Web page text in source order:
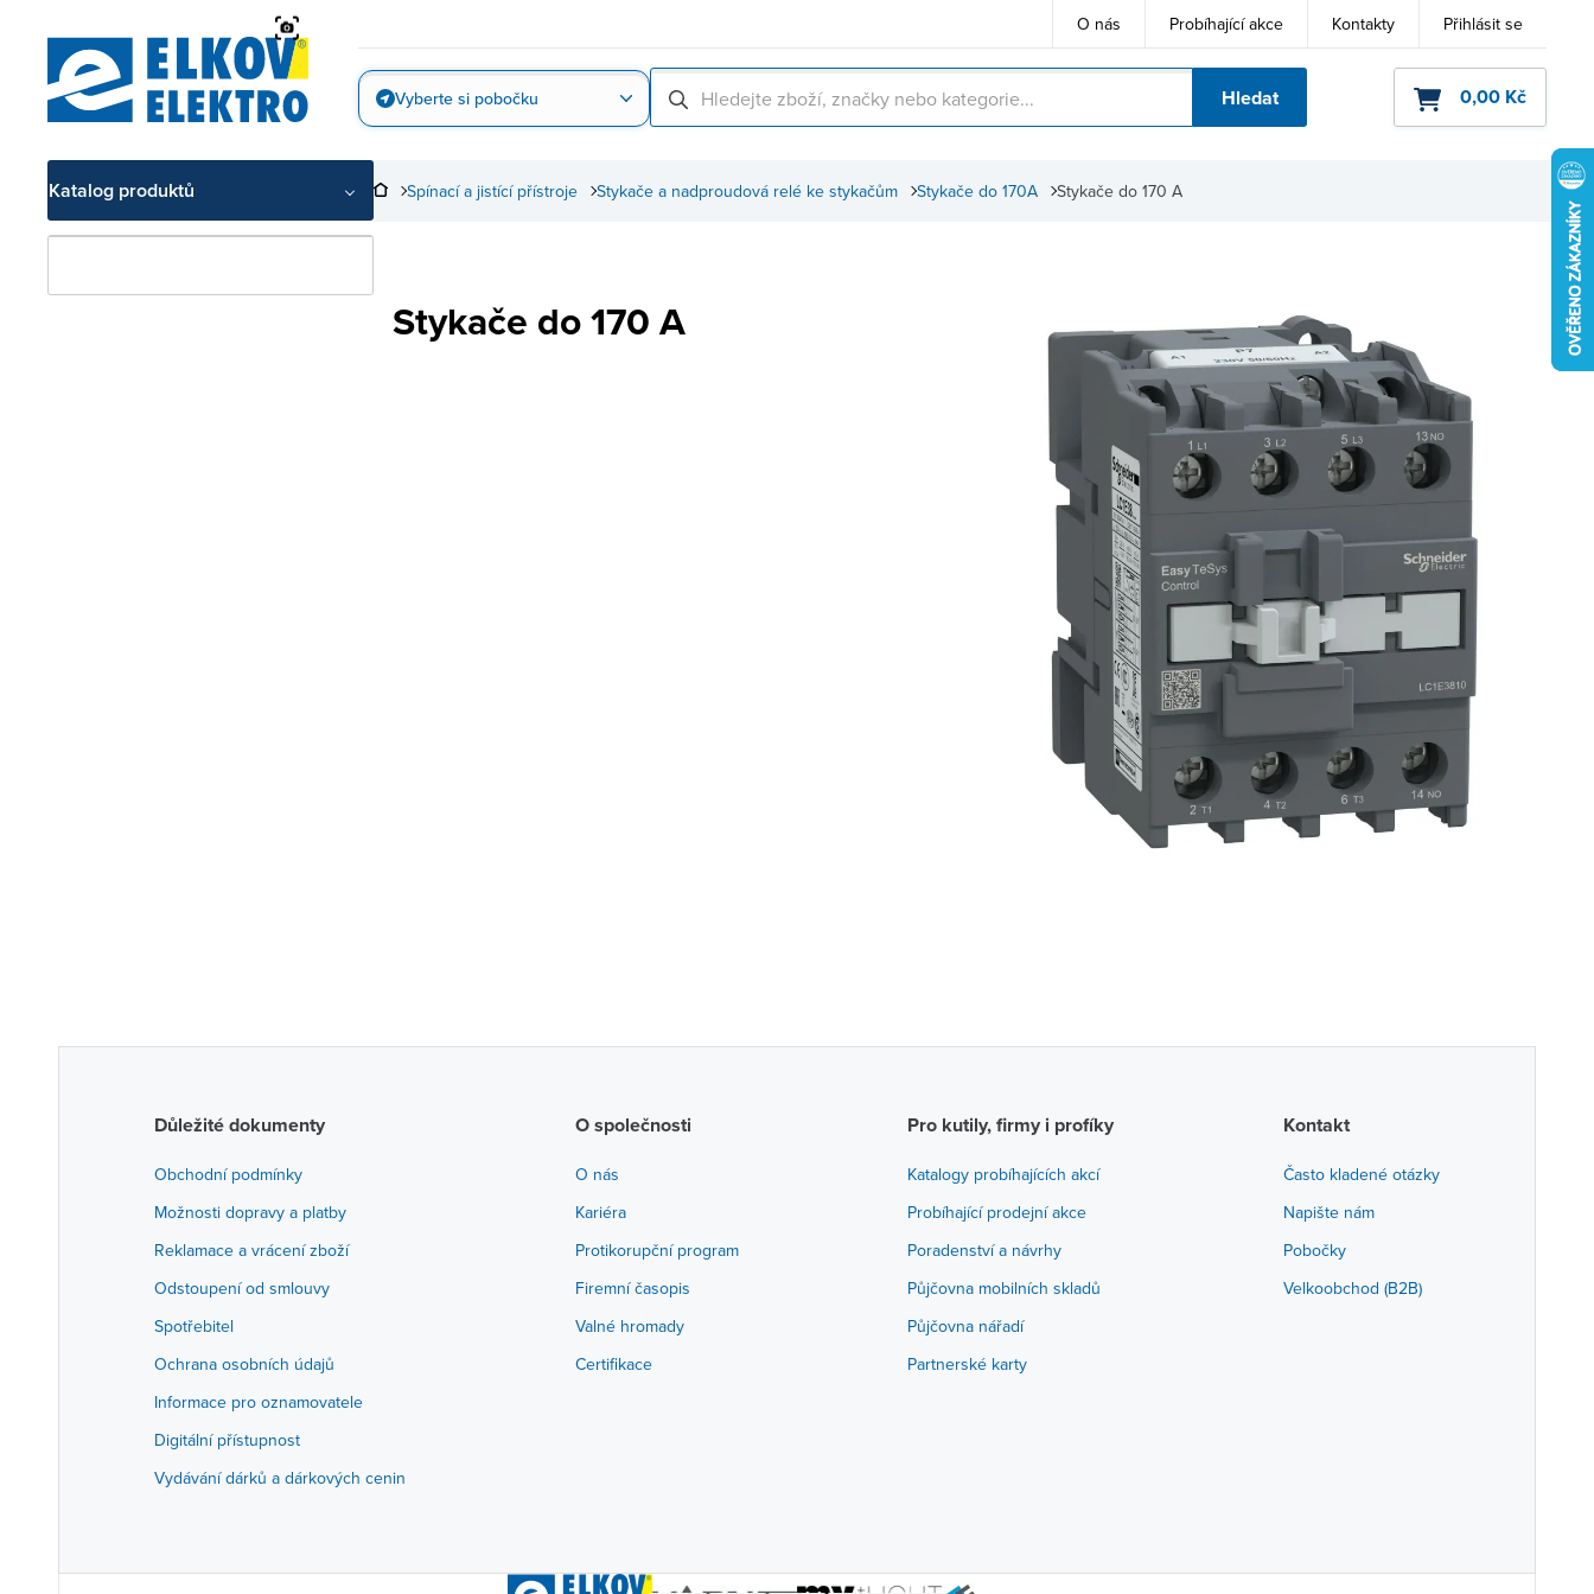
O nás Probíhající akce Kontakty Přihlásit se
Vyberte si pobočku Hledat 0,00 Kč
Katalog produktů Stykače do 170 A
Stykače do 170A
Stykače a nadproudová relé ke stykačům
Spínací a jistící přístroje
Stykače do 170 A
Důležité dokumenty
Obchodní podmínky
Možnosti dopravy a platby
Reklamace a vrácení zboží
Odstoupení od smlouvy
Spotřebitel
Ochrana osobních údajů
Informace pro oznamovatele
Digitální přístupnost
Vydávání dárků a dárkových cenin
O společnosti
O nás
Kariéra
Protikorupční program
Firemní časopis
Valné hromady
Certifikace
Pro kutily, firmy i profíky
Katalogy probíhajících akcí
Probíhající prodejní akce
Poradenství a návrhy
Půjčovna mobilních skladů
Půjčovna nářadí
Partnerské karty
Kontakt
Často kladené otázky
Napište nám
Pobočky
Velkoobchod (B2B)